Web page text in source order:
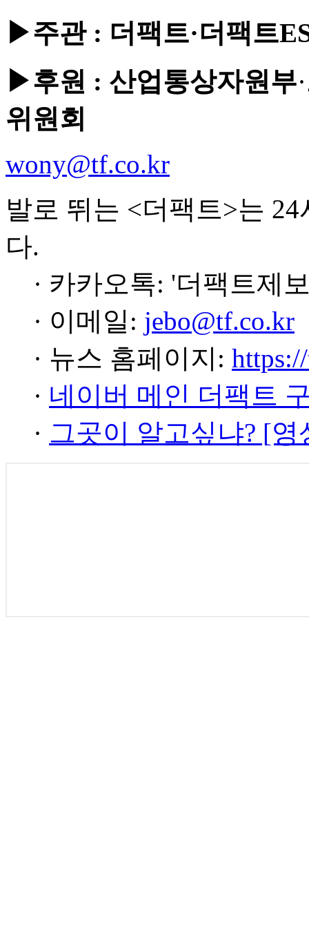
▶주관 : 더팩트·더팩트
▶후원 : 산업통상자원부·
위원회
wony@tf.co.kr
발로 뛰는 <더팩트>는
다.
· 카카오톡: '더팩트제
· 이메일: jebo@tf.co.kr
· 뉴스 홈페이지:
· 네이버 메인 더팩트
· 그곳이 알고싶냐? [